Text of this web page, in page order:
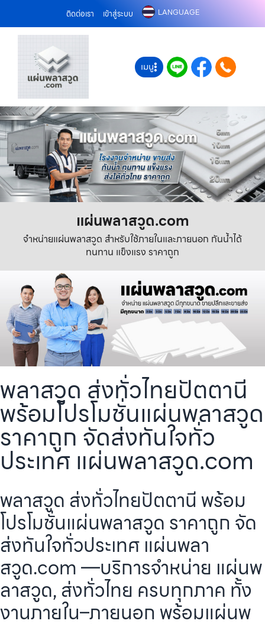
ติดต่อเรา เข้าสู่ระบบ LANGUAGE
เมนู
แผ่นพลาสวูด.com
จำหน่ายแผ่นพลาสวูด สำหรับใช้ภายในและภายนอก กันน้ำได้
ทนทาน แข็งแรง ราคาถูก
พลาสวูด ส่งทั่วไทยปัตตานี
พร้อมโปรโมชั่นแผ่นพลาสวูด
ราคาถูก จัดส่งทันใจทั่ว
ประเทศ แผ่นพลาสวูด.com
พลาสวูด ส่งทั่วไทยปัตตานี พร้อม
โปรโมชั่นแผ่นพลาสวูด ราคาถูก จัด
ส่งทันใจทั่วประเทศ แผ่นพลา
สวูด.com —บริการจำหน่าย แผ่นพ
ลาสวูด, ส่งทั่วไทย ครบทุกภาค ทั้ง
งานภายใน–ภายนอก พร้อมแผ่นพ